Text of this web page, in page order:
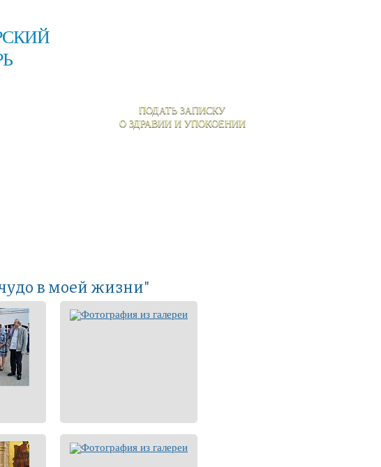
ПОДАТЬ ЗАПИСКУ
О ЗДРАВИИ И УПОКОЕНИИ
в моей жизни"